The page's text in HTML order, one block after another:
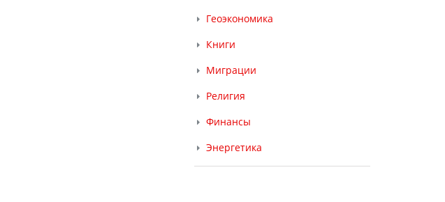
Геоэкономика
Книги
Миграции
Религия
Финансы
Энергетика